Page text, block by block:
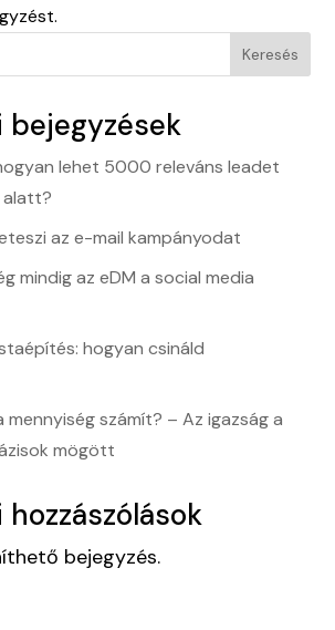
Keresés
bejegyzések
lehet 5000 releváns leadet
alatt?
az e-mail kampányodat
mindig az eDM a social media
hogyan csináld
mennyiség számít? – Az igazság a
mögött
bejegyzés.